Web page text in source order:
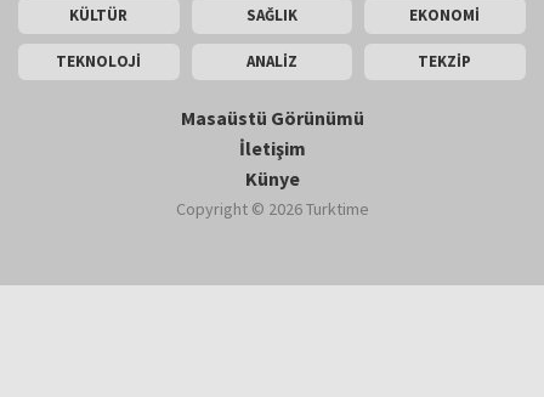
KÜLTÜR SAĞLIK EKONOMİ
TEKNOLOJİ ANALİZ TEKZİP
Masaüstü Görünümü
İletişim
Künye
Copyright © 2026 Turktime